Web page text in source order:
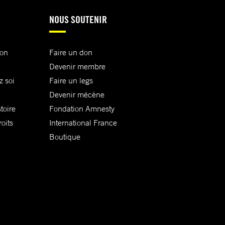
soi
NOUS SOUTENIR
Faire un don
Devenir membre
Faire un legs
Devenir mécène
Fondation Amnesty
International France
Boutique